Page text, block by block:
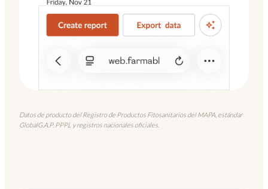
Datos de producto del Registro de Productos Fitosanitarios del MAPA, estándar
GlobalG.A.P. PPPL y registros nacionales oficiales.